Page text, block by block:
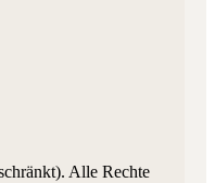
. Alle Rechte